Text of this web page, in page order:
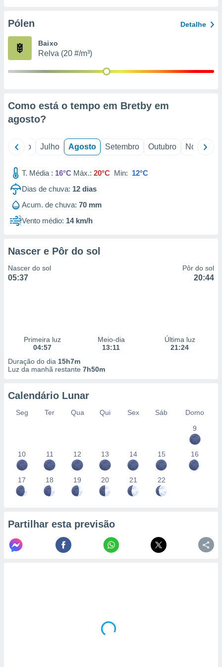
através
estudos
e
Pólen Detalhe
Baixo
Relva (20 #/m³)
Como está o tempo em Bretby em
agosto?
Junho Julho Agosto Setembro Outubro Novembro
T. Média : 16°C Máx.: 20°C Min: 12°C
Dias de chuva: 12 dias
Acum. de chuva: 70 mm
Vento médio: 14 km/h
Nascer e Pôr do sol
Nascer do sol
05:37
Pôr do sol
20:44
Primeira luz
04:57
Meio-dia
13:11
Última luz
21:24
Duração do dia 15h7m
Luz da manhã restante 7h50m
Calendário Lunar
Seg Ter Qua Qui Sex Sáb
Domo
9
10 11 12 13 14 15 16
17 18 19 20 21 22
Partilhar esta previsão